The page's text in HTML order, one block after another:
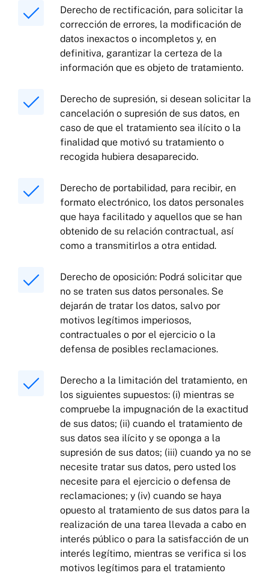
Derecho de rectificación, para solicitar la
corrección de errores, la modificación de
datos inexactos o incompletos y, en
definitiva, garantizar la certeza de la
información que es objeto de tratamiento.
Derecho de supresión, si desean solicitar la
cancelación o supresión de sus datos, en
caso de que el tratamiento sea ilícito o la
finalidad que motivó su tratamiento o
recogida hubiera desaparecido.
Derecho de portabilidad, para recibir, en
formato electrónico, los datos personales
que haya facilitado y aquellos que se han
obtenido de su relación contractual, así
como a transmitirlos a otra entidad.
Derecho de oposición: Podrá solicitar que
no se traten sus datos personales. Se
dejarán de tratar los datos, salvo por
motivos legítimos imperiosos,
contractuales o por el ejercicio o la
defensa de posibles reclamaciones.
Derecho a la limitación del tratamiento, en
los siguientes supuestos: (i) mientras se
compruebe la impugnación de la exactitud
de sus datos; (ii) cuando el tratamiento de
sus datos sea ilícito y se oponga a la
supresión de sus datos; (iii) cuando ya no se
necesite tratar sus datos, pero usted los
necesite para el ejercicio o defensa de
reclamaciones; y (iv) cuando se haya
opuesto al tratamiento de sus datos para la
realización de una tarea llevada a cabo en
interés público o para la satisfacción de un
interés legítimo, mientras se verifica si los
motivos legítimos para el tratamiento